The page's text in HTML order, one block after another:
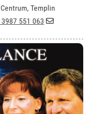
Templin
551 063